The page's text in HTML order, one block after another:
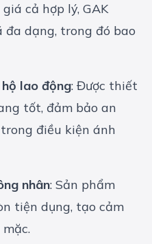
cả hợp lý, GAK
đa dạng, trong đó bao
lao động: Được thiết
tốt, đảm bảo an
điều kiện ánh
nhân: Sản phẩm
tiện dụng, tạo cảm